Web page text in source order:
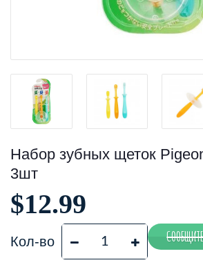
Набор зубных щеток
3шт
$12.99
Кол-во